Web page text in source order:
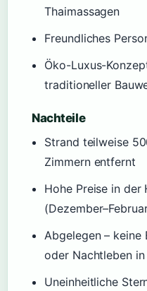
Thaimassagen
Freundliches
Öko-Luxus-
traditioneller
Nachteile
Strand teilweise
Zimmern entfernt
Hohe Preise in der
Abgelegen – keine
oder Nachtleben
Uneinheitliche